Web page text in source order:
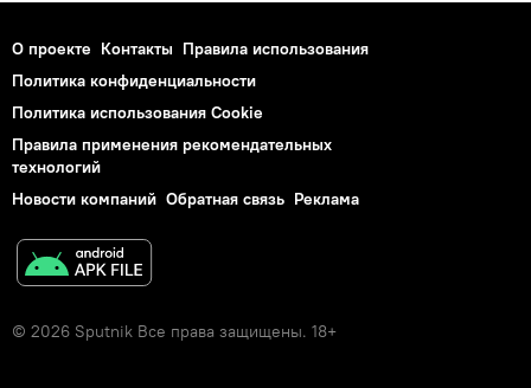
О проекте Контакты Правила использования
Политика конфиденциальности
Политика использования Cookie
Правила применения рекомендательных
технологий
Новости компаний Обратная связь Реклама
© 2026 Sputnik Все права защищены. 18+